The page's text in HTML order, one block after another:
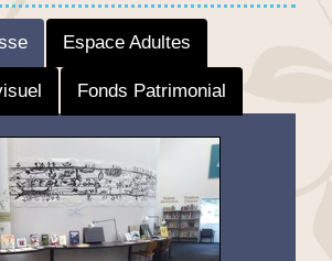
Espace Adultes
Fonds Patrimonial